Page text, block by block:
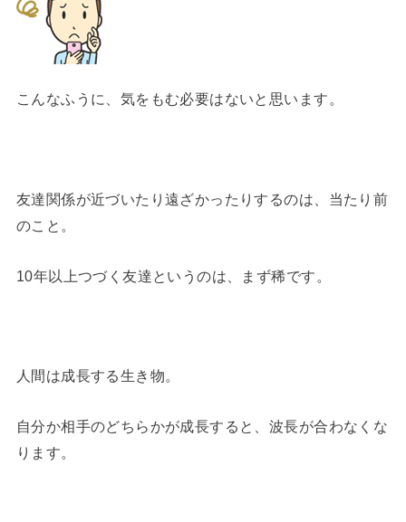
こんなふうに、気をもむ必要はないと思います。
友達関係が近づいたり遠ざかったりするのは、当たり前
のこと。
10年以上つづく友達というのは、まず稀です。
人間は成長する生き物。
自分か相手のどちらかが成長すると、波長が合わなくな
ります。